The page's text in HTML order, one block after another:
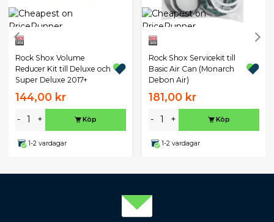
Rock Shox Volume
Reducer Kit till Deluxe och
Super Deluxe 2017+
144,00 kr
- + Köp
1-2 vardagar
Rock Shox Servicekit till
Basic Air Can (Monarch
Debon Air)
181,00 kr
- + Köp
1-2 vardagar